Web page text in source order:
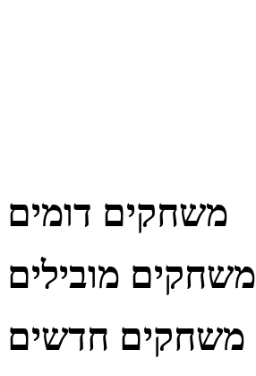
משחקים דומים
משחקים מובילים
משחקים חדשים